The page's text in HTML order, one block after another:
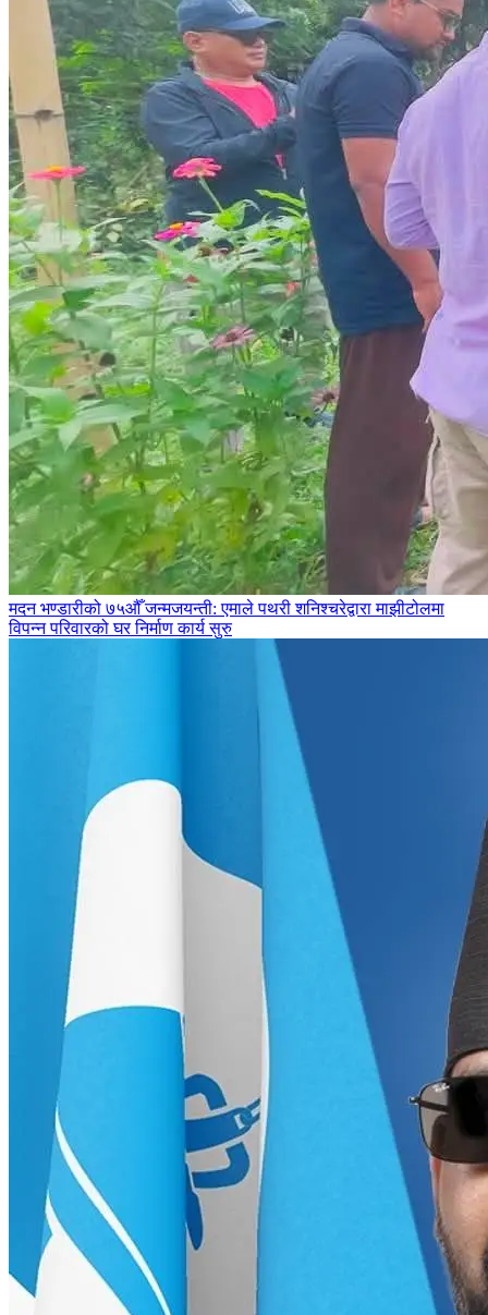
मदन भण्डारीको ७५औँ जन्मजयन्ती: एमाले पथरी शनिश्चरेद्वारा माझीटोलमा
विपन्न परिवारको घर निर्माण कार्य सुरु